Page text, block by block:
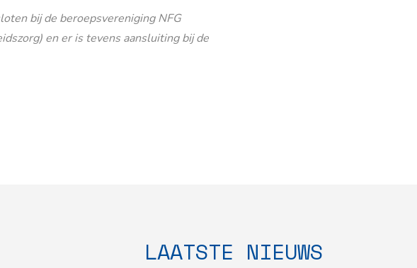
bij de beroepsvereniging NFG
en er is tevens aansluiting bij de
LAATSTE NIEUWS